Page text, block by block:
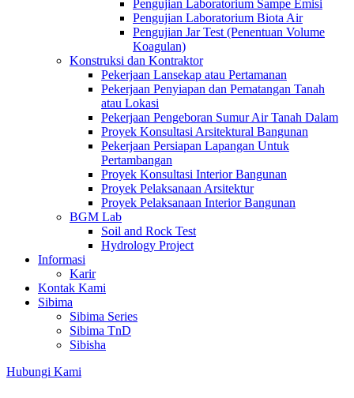
Pengujian Laboratorium Sampe Emisi
Pengujian Laboratorium Biota Air
Pengujian Jar Test (Penentuan Volume
Koagulan)
Konstruksi dan Kontraktor
Pekerjaan Lansekap atau Pertamanan
Pekerjaan Penyiapan dan Pematangan Tanah
atau Lokasi
Pekerjaan Pengeboran Sumur Air Tanah Dalam
Proyek Konsultasi Arsitektural Bangunan
Pekerjaan Persiapan Lapangan Untuk
Pertambangan
Proyek Konsultasi Interior Bangunan
Proyek Pelaksanaan Arsitektur
Proyek Pelaksanaan Interior Bangunan
BGM Lab
Soil and Rock Test
Hydrology Project
Informasi
Karir
Kontak Kami
Sibima
Sibima Series
Sibima TnD
Sibisha
Hubungi Kami